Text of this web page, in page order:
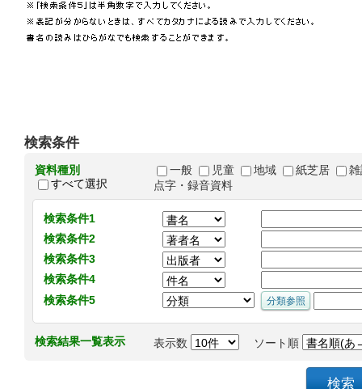
検索条件
資料種別
すべて選択
一般 児童 地域 紙芝居
点字・録音資料
検索条件1
検索条件2
検索条件3
検索条件4
検索条件5
検索結果一覧表示 表示数 ソート順